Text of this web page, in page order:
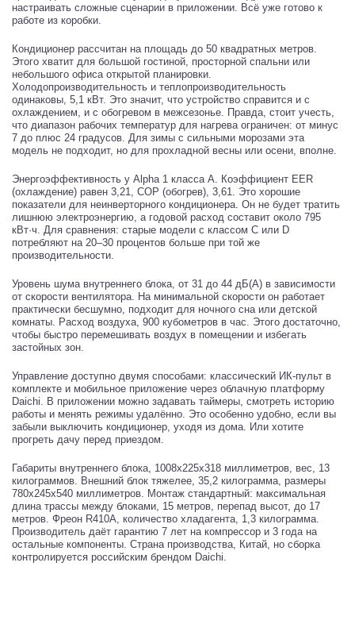
настраивать сложные сценарии в приложении. Всё уже готово к
работе из коробки.
Кондиционер рассчитан на площадь до 50 квадратных метров.
Этого хватит для большой гостиной, просторной спальни или
небольшого офиса открытой планировки.
Холодопроизводительность и теплопроизводительность
одинаковы, 5,1 кВт. Это значит, что устройство справится и с
охлаждением, и с обогревом в межсезонье. Правда, стоит учесть,
что диапазон рабочих температур для нагрева ограничен: от минус
7 до плюс 24 градусов. Для зимы с сильными морозами эта
модель не подходит, но для прохладной весны или осени, вполне.
Энергоэффективность у Alpha 1 класса A. Коэффициент EER
(охлаждение) равен 3,21, COP (обогрев), 3,61. Это хорошие
показатели для неинверторного кондиционера. Он не будет тратить
лишнюю электроэнергию, а годовой расход составит около 795
кВт·ч. Для сравнения: старые модели с классом C или D
потребляют на 20–30 процентов больше при той же
производительности.
Уровень шума внутреннего блока, от 31 до 44 дБ(А) в зависимости
от скорости вентилятора. На минимальной скорости он работает
практически бесшумно, подходит для ночного сна или детской
комнаты. Расход воздуха, 900 кубометров в час. Этого достаточно,
чтобы быстро перемешивать воздух в помещении и избегать
застойных зон.
Управление доступно двумя способами: классический ИК-пульт в
комплекте и мобильное приложение через облачную платформу
Daichi. В приложении можно задавать таймеры, смотреть историю
работы и менять режимы удалённо. Это особенно удобно, если вы
забыли выключить кондиционер, уходя из дома. Или хотите
прогреть дачу перед приездом.
Габариты внутреннего блока, 1008x225x318 миллиметров, вес, 13
килограммов. Внешний блок тяжелее, 35,2 килограмма, размеры
780x245x540 миллиметров. Монтаж стандартный: максимальная
длина трассы между блоками, 15 метров, перепад высот, до 17
метров. Фреон R410A, количество хладагента, 1,3 килограмма.
Производитель даёт гарантию 7 лет на компрессор и 3 года на
остальные компоненты. Страна производства, Китай, но сборка
контролируется российским брендом Daichi.